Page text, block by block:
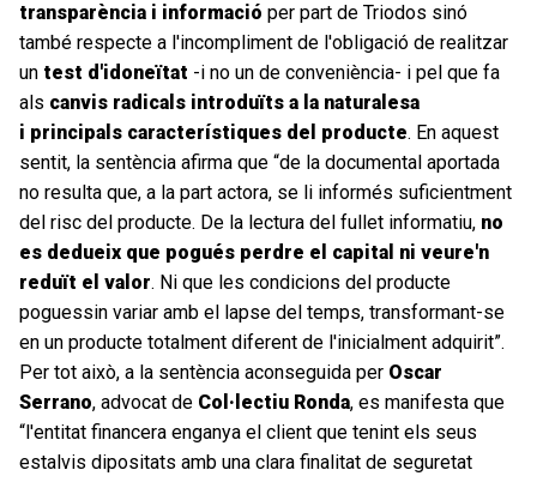
transparència i informació per part de Triodos sinó
també respecte a l'incompliment de l'obligació de realitzar
un test d'idoneïtat -i no un de conveniència- i pel que fa
als canvis radicals introduïts a la naturalesa
i principals característiques del producte. En aquest
sentit, la sentència afirma que “de la documental aportada
no resulta que, a la part actora, se li informés suficientment
del risc del producte. De la lectura del fullet informatiu, no
es dedueix que pogués perdre el capital ni veure'n
reduït el valor. Ni que les condicions del producte
poguessin variar amb el lapse del temps, transformant-se
en un producte totalment diferent de l'inicialment adquirit”.
Per tot això, a la sentència aconseguida per Oscar
Serrano, advocat de Col·lectiu Ronda, es manifesta que
“l'entitat financera enganya el client que tenint els seus
estalvis dipositats amb una clara finalitat de seguretat